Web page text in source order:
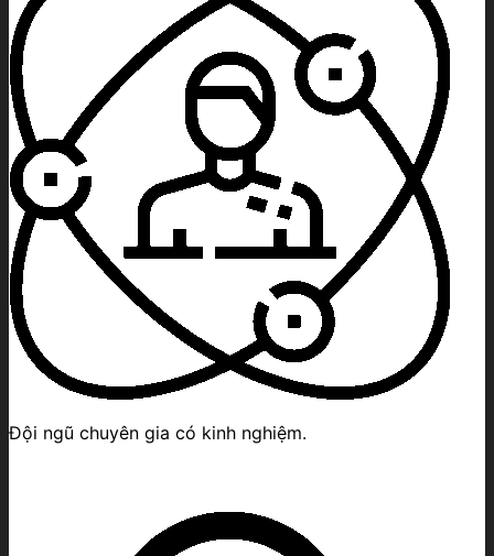
Đội ngũ chuyên gia có kinh nghiệm.